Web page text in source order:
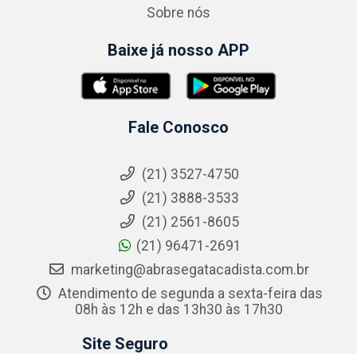
Sobre nós
Baixe já nosso APP
Fale Conosco
(21) 3527-4750
(21) 3888-3533
(21) 2561-8605
(21) 96471-2691
marketing@abrasegatacadista.com.br
Atendimento de segunda a sexta-feira das
08h às 12h e das 13h30 às 17h30
Site Seguro